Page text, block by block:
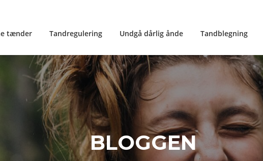
tænder Tandregulering Undgå dårlig ånde Tandblegning
BLOGGEN